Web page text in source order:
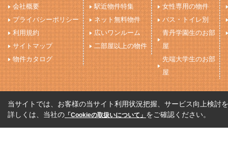
会社概要
プライバシーポリシー
利用規約
サイトマップ
物件カタログ
駅近物件特集
ネット無料物件
広いワンルーム
二部屋以上の物件
女性専用の物件
バス・トイレ別
青丹学園生のお部
屋
先端大学生のお部
屋
当サイトでは、お客様の当サイト利用状況把握、サービス向上検討
詳しくは、当社の 「Cookieの取扱いについて」 をご確認ください。